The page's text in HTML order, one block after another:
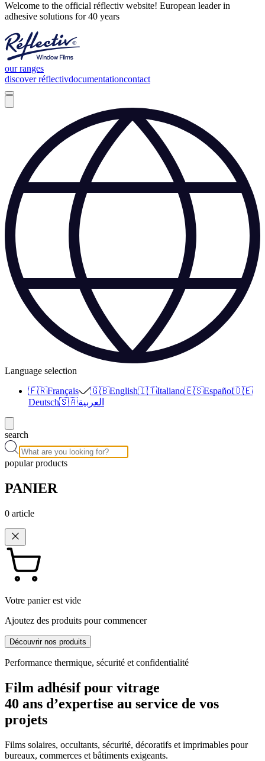
Welcome to the official réflectiv website! European leader in
adhesive solutions for 40 years
our ranges
discover réflectivdocumentationcontact
Language selection
🇫🇷Français 🇬🇧English🇮🇹Italiano🇪🇸Español🇩🇪
Deutsch🇸🇦العربية
search
popular products
PANIER
0 article
Votre panier est vide
Ajoutez des produits pour commencer
Découvrir nos produits
Performance thermique, sécurité et confidentialité
Film adhésif pour vitrage
40 ans d’expertise au service de vos
projets
Films solaires, occultants, sécurité, décoratifs et imprimables pour
bureaux, commerces et bâtiments exigeants.